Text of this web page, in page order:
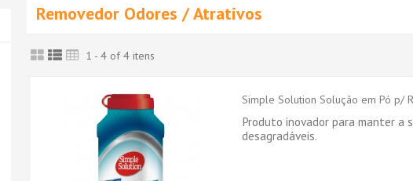
Removedor Odores / Atrativos
1 - 4 of 4 itens
Simple Solution Solução em Pó p/
Produto inovador para manter a
desagradáveis.